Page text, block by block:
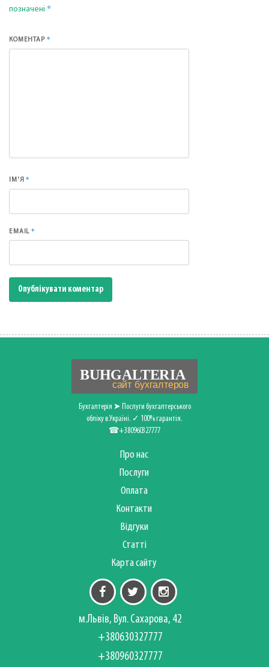
позначені *
КОМЕНТАР *
ІМ'Я*
EMAIL*
Бухгалтерія ➤ Послуги бухгалтерського
обліку в Україні. ✓ 100% гарантія.
☎+380960327777
Про нас
Послуги
Оплата
Контакти
Відгуки
Статті
Карта сайту
м.Львів, Вул. Сахарова, 42
+380630327777
+380960327777